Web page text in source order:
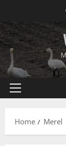
content
Primary
Home
Merel